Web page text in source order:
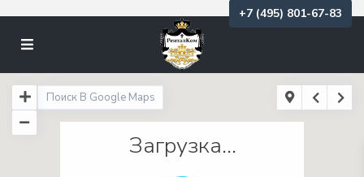
+7 (495) 801-67-83
Загрузка...